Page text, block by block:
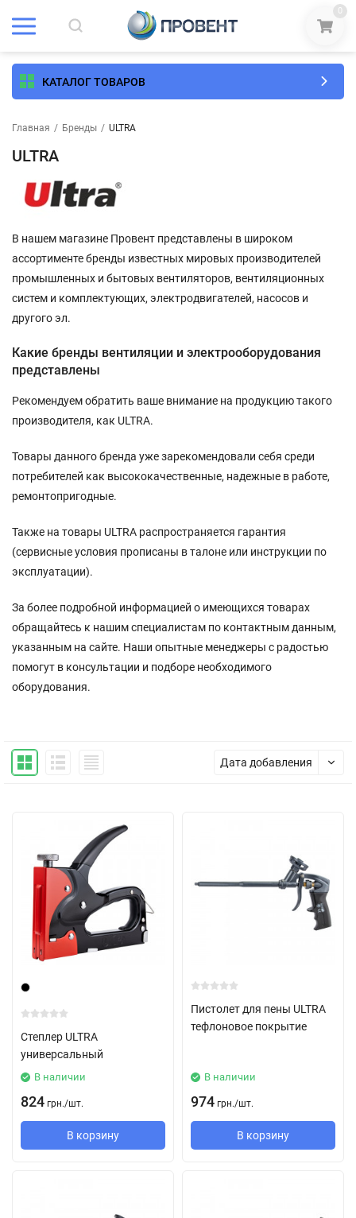
0
КАТАЛОГ ТОВАРОВ
Главная / Бренды / ULTRA
ULTRA
В нашем магазине Провент представлены в широком
ассортименте бренды известных мировых производителей
промышленных и бытовых вентиляторов, вентиляционных
систем и комплектующих, электродвигателей, насосов и
другого эл.
Какие бренды вентиляции и электрооборудования
представлены
Рекомендуем обратить ваше внимание на продукцию такого
производителя, как ULTRA.
Товары данного бренда уже зарекомендовали себя среди
потребителей как высококачественные, надежные в работе,
ремонтопригодные.
Также на товары ULTRA распространяется гарантия
(сервисные условия прописаны в талоне или инструкции по
эксплуатации).
За более подробной информацией о имеющихся товарах
обращайтесь к нашим специалистам по контактным данным,
указанным на сайте. Наши опытные менеджеры с радостью
помогут в консультации и подборе необходимого
оборудования.
Дата добавления
Степлер ULTRA
универсальный
В наличии
824 грн./шт.
В корзину
Пистолет для пены ULTRA
тефлоновое покрытие
В наличии
974 грн./шт.
В корзину